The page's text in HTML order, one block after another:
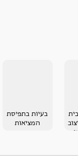
בעיות בתפיסת
המציאות